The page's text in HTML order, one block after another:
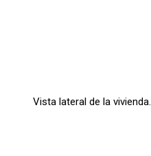
Vista lateral de la vivienda.